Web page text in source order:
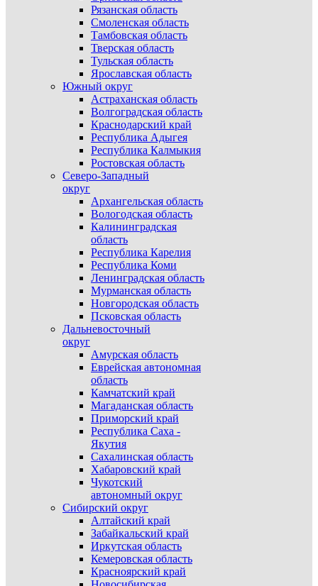
Рязанская область
Смоленская область
Тамбовская область
Тверская область
Тульская область
Ярославская область
Южный округ
Астраханская область
Волгоградская область
Краснодарский край
Республика Адыгея
Республика Калмыкия
Ростовская область
Северо-Западный
округ
Архангельская область
Вологодская область
Калининградская
область
Республика Карелия
Республика Коми
Ленинградская область
Мурманская область
Новгородская область
Псковская область
Дальневосточный
округ
Амурская область
Еврейская автономная
область
Камчатский край
Магаданская область
Приморский край
Республика Саха -
Якутия
Сахалинская область
Хабаровский край
Чукотский
автономный округ
Сибирский округ
Алтайский край
Забайкальский край
Иркутская область
Кемеровская область
Красноярский край